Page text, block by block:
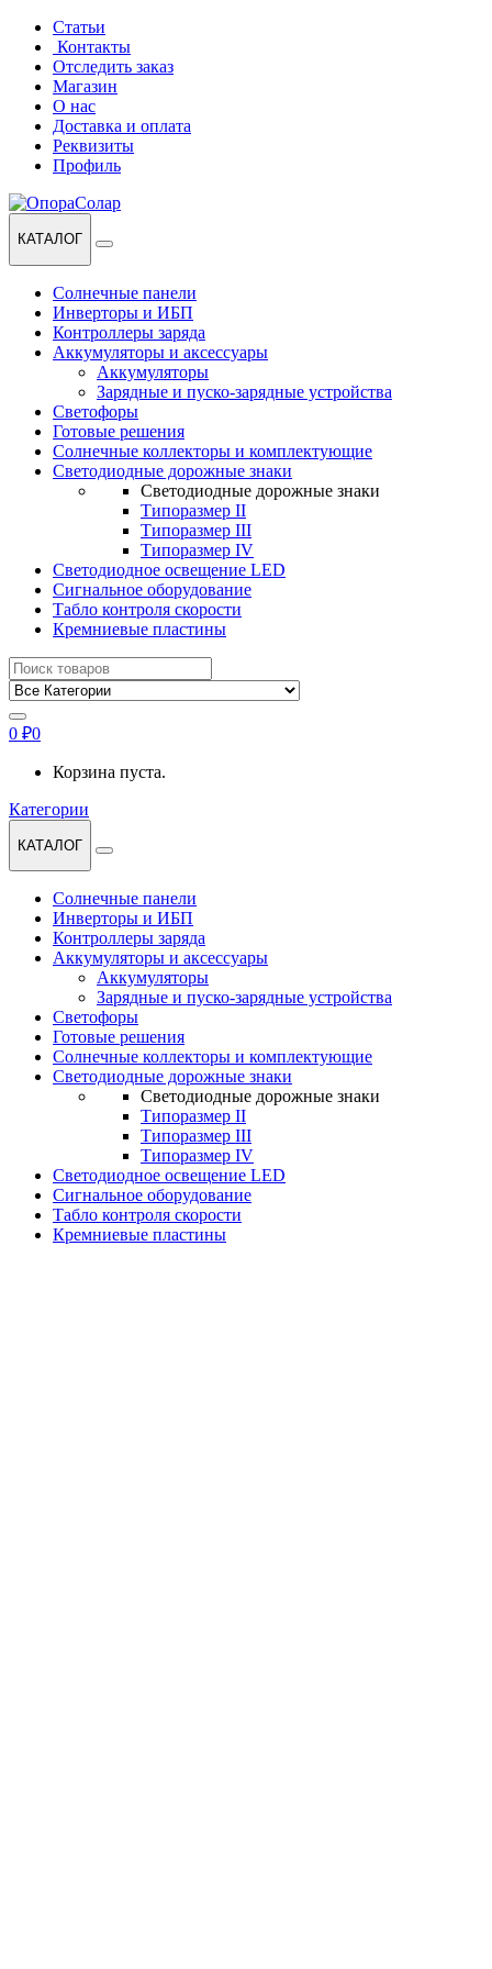
Перейти
навигации
Перейти
содержанию
Статьи
Контакты
Отследить заказ
Магазин
О нас
Доставка и оплата
Реквизиты
Профиль
КАТАЛОГ
Солнечные панели
Инверторы и ИБП
Контроллеры заряда
Аккумуляторы и аксессуары
Аккумуляторы
Зарядные и пуско-зарядные устройства
Светофоры
Готовые решения
Солнечные коллекторы и комплектующие
Светодиодные дорожные знаки
Светодиодные дорожные знаки
Типоразмер II
Типоразмер III
Типоразмер IV
Светодиодное освещение LED
Сигнальное оборудование
Табло контроля скорости
Кремниевые пластины
Найти:
0 ₽0
Корзина пуста.
Категории
КАТАЛОГ
Солнечные панели
Инверторы и ИБП
Контроллеры заряда
Аккумуляторы и аксессуары
Аккумуляторы
Зарядные и пуско-зарядные устройства
Светофоры
Готовые решения
Солнечные коллекторы и комплектующие
Светодиодные дорожные знаки
Светодиодные дорожные знаки
Типоразмер II
Типоразмер III
Типоразмер IV
Светодиодное освещение LED
Сигнальное оборудование
Табло контроля скорости
Кремниевые пластины